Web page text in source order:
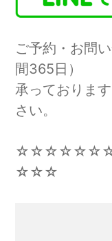
ご予約・お問
間365日）
承っておりま
さい。
☆☆☆